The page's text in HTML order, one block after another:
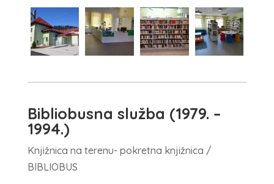
Bibliobusna služba (1979. –
1994.)
Knjižnica na terenu- pokretna knjižnica /
BIBLIOBUS